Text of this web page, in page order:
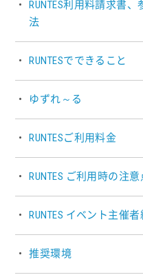
RUNTES利用料請求書
法
RUNTESでできること
ゆずれ～る
RUNTESご利用料金
RUNTES ご利用時の注意
RUNTES イベント主催者
推奨環境